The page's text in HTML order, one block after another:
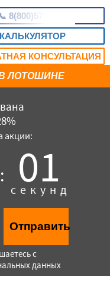
8(800)5795550
КАЛЬКУЛЯТОР
КОНСУЛЬТАЦИЯ
акции:
: 00
секунд
Отправить
с
данных
ЛОТОШИНЕ